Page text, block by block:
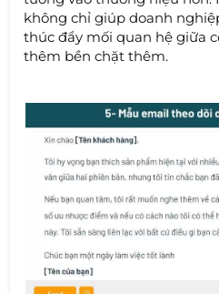
không chỉ giúp doanh
thúc đẩy mối quan hệ giữa
thêm bền chặt thêm.